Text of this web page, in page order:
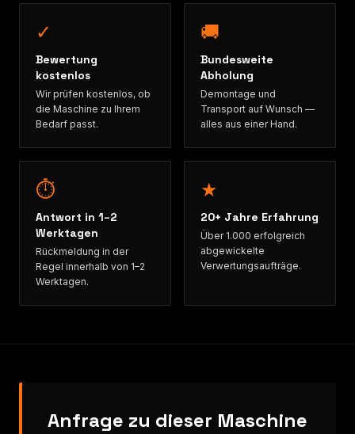
✓
Bewertung
kostenlos
Wir prüfen kostenlos, ob
die Maschine zu Ihrem
Bedarf passt.
🚚
Bundesweite
Abholung
Demontage und
Transport auf Wunsch —
alles aus einer Hand.
⏱
Antwort in 1–2
Werktagen
Rückmeldung in der
Regel innerhalb von 1–2
Werktagen.
★
20+ Jahre Erfahrung
Über 1.000 erfolgreich
abgewickelte
Verwertungsaufträge.
Anfrage zu dieser Maschine